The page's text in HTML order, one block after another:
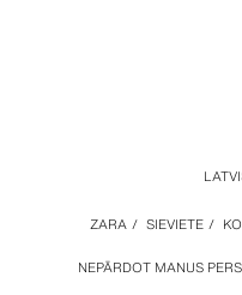
NEPĀRDOT MANUS
ZARA / SIEVIETE /